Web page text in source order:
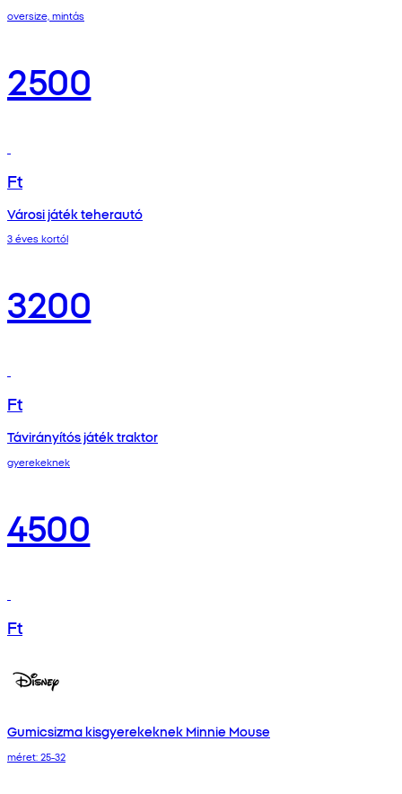
oversize, mintás
2500
Ft
Városi játék teherautó
3 éves kortól
3200
Ft
Távirányítós játék traktor
gyerekeknek
4500
Ft
Gumicsizma kisgyerekeknek Minnie Mouse
méret: 25-32